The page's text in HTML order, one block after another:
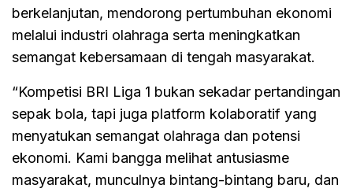
berkelanjutan, mendorong pertumbuhan ekonomi
melalui industri olahraga serta meningkatkan
semangat kebersamaan di tengah masyarakat.
“Kompetisi BRI Liga 1 bukan sekadar pertandingan
sepak bola, tapi juga platform kolaboratif yang
menyatukan semangat olahraga dan potensi
ekonomi. Kami bangga melihat antusiasme
masyarakat, munculnya bintang-bintang baru, dan